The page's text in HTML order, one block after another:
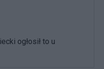
ogłosił to u